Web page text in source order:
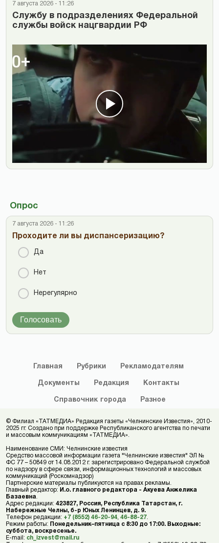
7 августа 2026 - 11:26
Cлужбу в подразделениях Федеральной
службы войск нацгвардии РФ
Опрос
7 августа 2026 - 11:26
Проходите ли вы диспансеризацию?
Да
Нет
Нерегулярно
Голосовать
Главная Рубрики Рекламодателям
Документы Редакция Контакты
Справочник города Разное
© Филиал «ТАТМЕДИА» Редакция газеты «Челнинские Известия», 2010-
2025 гг. Создано при поддержке Республиканского агентства по печати
и массовым коммуникациям «ТАТМЕДИА».
Наименование СМИ: Челнинские известия
Средство массовой информации газета "Челнинские известия" ЭЛ №
ФС 77 – 50849 от 14.08.2012 г. зарегистрировано Федеральной службой
по надзору в сфере связи, информационных технологий и массовых
коммуникаций (Роскомнадзор)
Партнерские материалы публикуются на правах рекламы.
Главный редактор: И.о. главного редактора - Акуева Анжелика
Базаевна
Адрес редакции: 423827, Россия, Республика Татарстан, г.
Набережные Челны, б-р Юных Ленинцев, д. 9.
Телефон редакции: +7 (8552) 46-20-94 46-88-27
Режим работы: Понедельник–пятница с 8:30 до 17:00. Выходные:
суббота, воскресенье.
E-mail: ch_izvest@mail.ru